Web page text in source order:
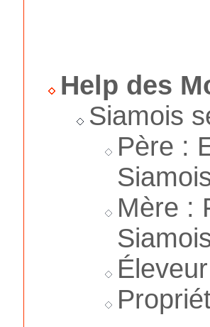
Help des
Siamois
Père :
Mère :